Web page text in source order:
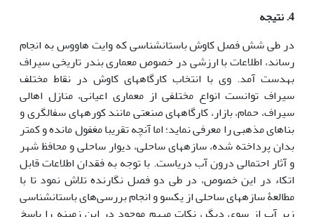
4. نتیجه
در طی شش فصل کاوش باستان­شناسی که وایت هاووس به انجام
رساند، اطلاعات با ارزشی در خصوص معماری بندر تاریخی سیراف
به­دست آمد. وی با انتخاب کارگاه­های کاوش در نقاط مختلف
سیراف توانست انواع مختلفی از معماری اعیانی، منازل اهالی
سیراف، حمام، بازار، کارگاه­های صنعتی مانند کوره­های سفالگری و
بناهای مذهبی را معرفی نماید؛ اما آنچه تقریبا مغفول مانده و کمتر
بدان پرداخته شده، سازه­های ساحلی، دیوار ساحلی و محافظ شهر
و آثار احتمالی درون آب دریاست. با توجه به فقدان اطلاعات قابل
اتکاء در این خصوص، در طی دو فصل نگارنده تلاش نمود تا با
مطالعۀ سازه­های ساحلی از یک­سو و انجام بررسی‌های باستان­شناسی